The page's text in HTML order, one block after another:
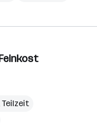
Teilzeit